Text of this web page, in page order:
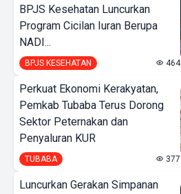
BPJS Kesehatan Luncurkan
Program Cicilan Iuran Berupa
NADI...
BPJS KESEHATAN 464
Perkuat Ekonomi Kerakyatan,
Pemkab Tubaba Terus Dorong
Sektor Peternakan dan
Penyaluran KUR
TUBABA 377
Luncurkan Gerakan Simpanan